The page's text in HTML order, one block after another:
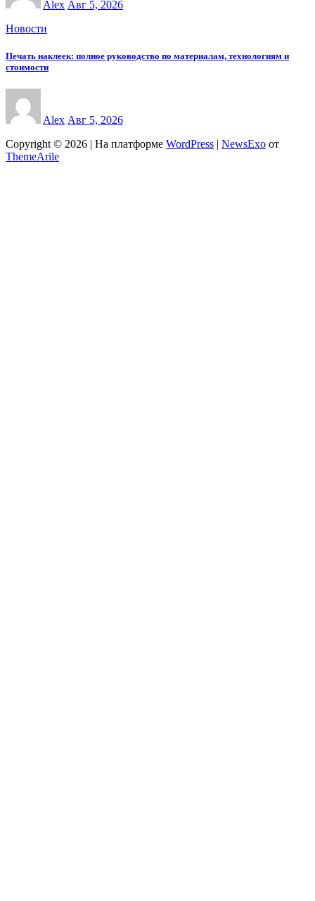
Alex Авг 5, 2026
Новости
Печать наклеек: полное руководство по материалам, технологиям и
стоимости
Alex Авг 5, 2026
Copyright © 2026 | На платформе WordPress NewsExo от
ThemeArile